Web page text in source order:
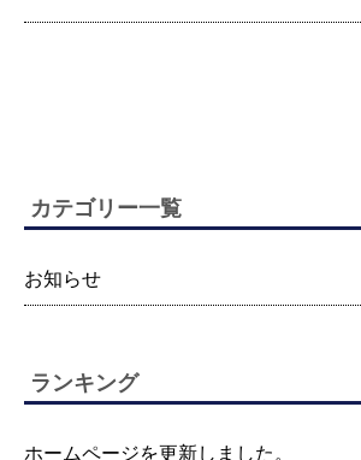
カテゴリー一覧
お知らせ
ランキング
ホームページを更新しました。